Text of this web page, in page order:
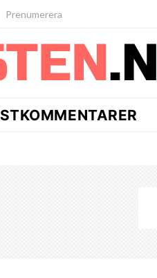
Prenumerera